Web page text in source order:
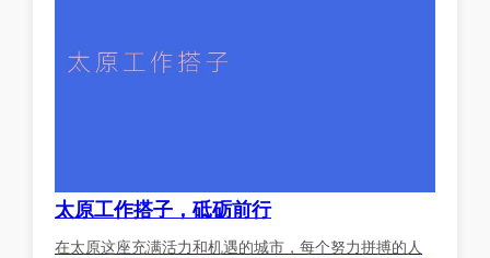
太原工作搭子，砥砺前行
在太原这座充满活力和机遇的城市，每个努力拼搏的人